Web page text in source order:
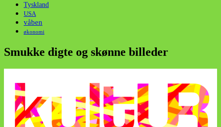
Tyskland
USA
våben
økonomi
Smukke digte og skønne billeder